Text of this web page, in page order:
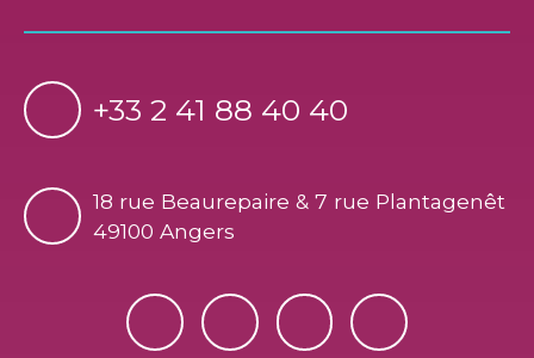
+33 2 41 88 40 40
18 rue Beaurepaire & 7 rue Plantagenêt
49100 Angers